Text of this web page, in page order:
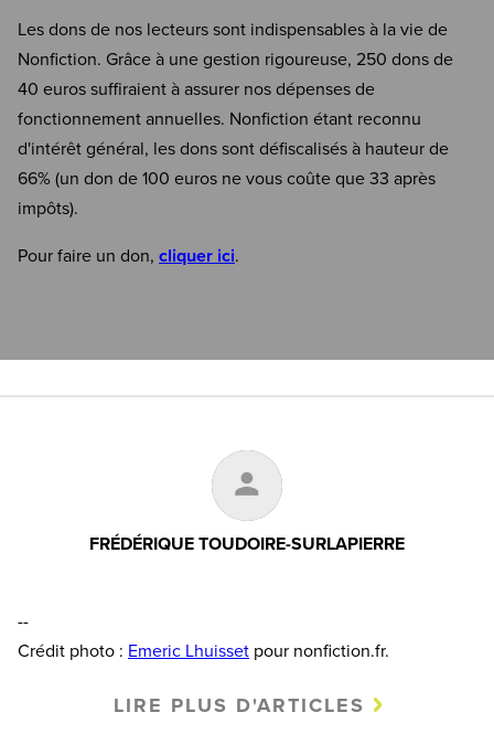
Les dons de nos lecteurs sont indispensables à la vie de
Nonfiction. Grâce à une gestion rigoureuse, 250 dons de
40 euros suffiraient à assurer nos dépenses de
fonctionnement annuelles. Nonfiction étant reconnu
d'intérêt général, les dons sont défiscalisés à hauteur de
66% (un don de 100 euros ne vous coûte que 33 après
impôts).
Pour faire un don, cliquer ici.
FRÉDÉRIQUE TOUDOIRE-SURLAPIERRE
--
Crédit photo : Emeric Lhuisset pour nonfiction.fr.
LIRE PLUS D'ARTICLES